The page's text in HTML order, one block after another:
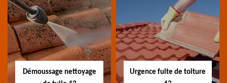
Bâchage de toiture
43
Entreprise bâchage de
toiture 43 Haute-Loire
Devis fuite de
toiture 43
Devis fuite de toiture 43
Haute-Loire
Démoussage nettoyage
Urgence fuite de toiture